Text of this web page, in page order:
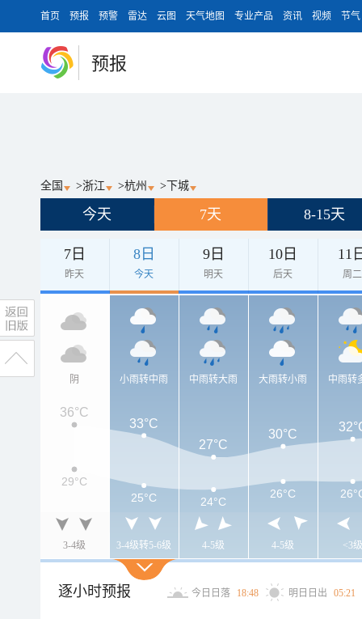
首页 预报 预警 雷达 云图 天气地图 专业产品 资讯 视频 节气
预报
全国 >浙江 >杭州 > 下城
今天 7天 8-15天
7日
昨天
8日
今天
9日
明天
10日
后天
11
周二
阴
3-4级
小雨转中雨
3-4级转5-6级
中雨转大雨
4-5级
大雨转小雨
4-5级
中雨转
<3级
36°C
33°C
27°C
30°C
29°C
25°C
24°C
26°C
逐小时预报 今日日落 18:48 明日日出 05:21